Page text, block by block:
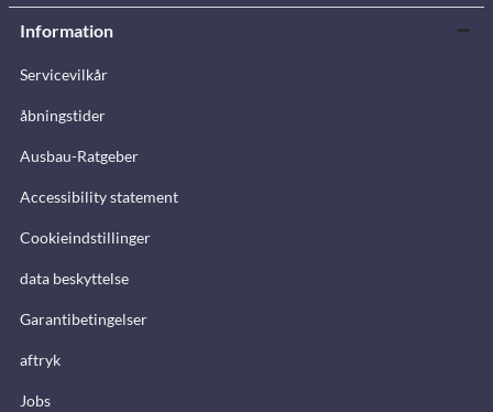
Information
Servicevilkår
åbningstider
Ausbau-Ratgeber
Accessibility statement
Cookieindstillinger
data beskyttelse
Garantibetingelser
aftryk
Jobs